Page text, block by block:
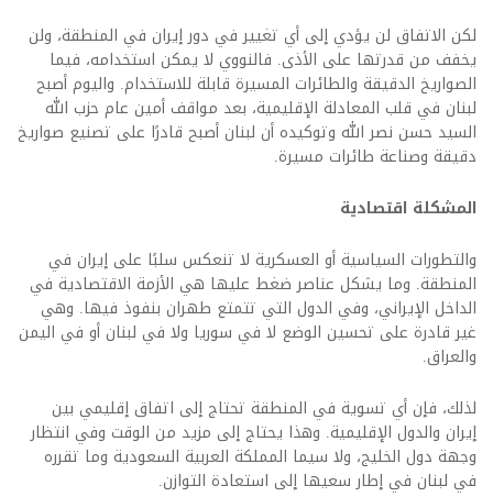
لكن الاتفاق لن يؤدي إلى أي تغيير في دور إيران في المنطقة، ولن
يخفف من قدرتها على الأذى. فالنووي لا يمكن استخدامه، فيما
الصواريخ الدقيقة والطائرات المسيرة قابلة للاستخدام. واليوم أصبح
لبنان في قلب المعادلة الإقليمية، بعد مواقف أمين عام حزب الله
السيد حسن نصر الله وتوكيده أن لبنان أصبح قادرًا على تصنيع صواريخ
دقيقة وصناعة طائرات مسيرة.
المشكلة اقتصادية
والتطورات السياسية أو العسكرية لا تنعكس سلبًا على إيران في
المنطقة. وما يشكل عناصر ضغط عليها هي الأزمة الاقتصادية في
الداخل الإيراني، وفي الدول التي تتمتع طهران بنفوذ فيها. وهي
غير قادرة على تحسين الوضع لا في سوريا ولا في لبنان أو في اليمن
والعراق.
لذلك، فإن أي تسوية في المنطقة تحتاج إلى اتفاق إقليمي بين
إيران والدول الإقليمية. وهذا يحتاج إلى مزيد من الوقت وفي انتظار
وجهة دول الخليج، ولا سيما المملكة العربية السعودية وما تقرره
في لبنان في إطار سعيها إلى استعادة التوازن.